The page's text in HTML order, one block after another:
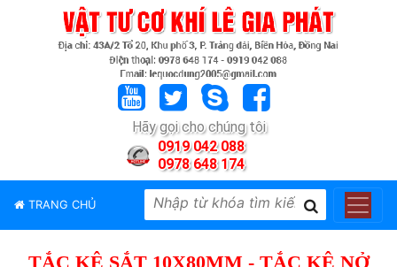
Hãy gọi cho chúng tôi
0919 042 088
0978 648 174
TRANG CHỦ
PHẨM
HIỆU
TẮC KÊ SẮT 10X80MM - TẮC KÊ NỞ